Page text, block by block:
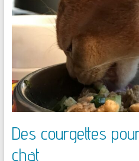
Des courgettes
chat